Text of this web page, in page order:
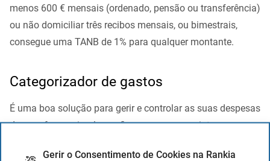
Gerir o Consentimento de Cookies na Rankia
menos 600 € mensais (ordenado, pensão ou transferência)
ou não domiciliar três recibos mensais, ou bimestrais,
consegue uma TANB de 1% para qualquer montante.
Categorizador de gastos
É uma boa solução para gerir e controlar as suas despesas
de uma forma simples e eficaz, com as seguintes